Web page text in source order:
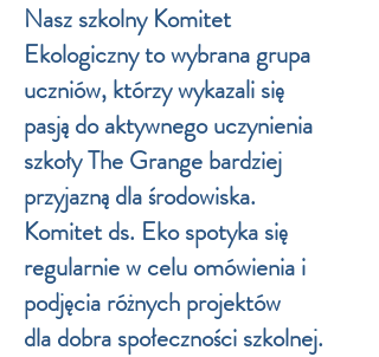
Nasz szkolny Komitet
Ekologiczny to wybrana grupa
uczniów, którzy wykazali się
pasją do aktywnego uczynienia
szkoły The Grange bardziej
przyjazną dla środowiska.
Komitet ds. Eko spotyka się
regularnie w celu omówienia i
podjęcia różnych projektów
dla dobra społeczności szkolnej.